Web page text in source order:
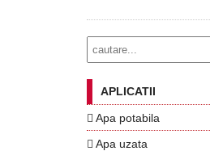
APLICATII
Apa potabila
Apa uzata